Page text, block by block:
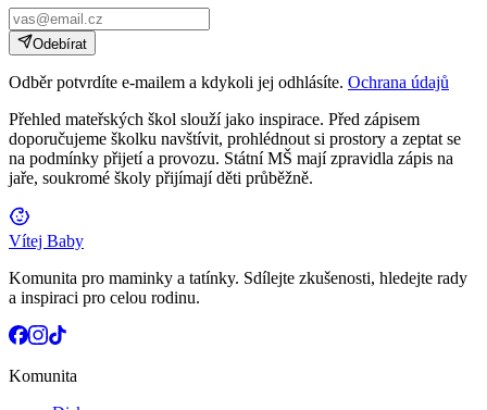
Odebírat
Odběr potvrdíte e-mailem a kdykoli jej odhlásíte. Ochrana údajů
Přehled mateřských škol slouží jako inspirace. Před zápisem
doporučujeme školku navštívit, prohlédnout si prostory a zeptat se
na podmínky přijetí a provozu. Státní MŠ mají zpravidla zápis na
jaře, soukromé školy přijímají děti průběžně.
Vítej Baby
Komunita pro maminky a tatínky. Sdílejte zkušenosti, hledejte rady
a inspiraci pro celou rodinu.
Komunita